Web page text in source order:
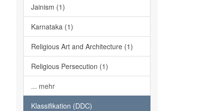
Jainism (1)
Karnataka (1)
Religious Art and Architecture (1)
Religious Persecution (1)
... mehr
Klassifikation (DDC)